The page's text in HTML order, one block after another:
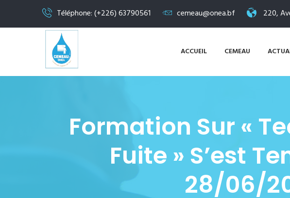
Téléphone: (+226) 63790561 cemeau@onea.bf 220,
ACCUEIL CEMEAU
Formation Sur «
Fuite » S’est
28/06/